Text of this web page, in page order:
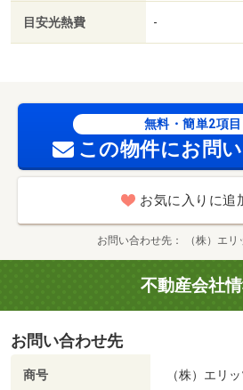
目安光熱費 -
無料・簡単2項目
この物件にお問
お気に入りに追
お問い合わせ先 （株）エ
不動産会社
お問い合わせ先
商号 （株）エリ